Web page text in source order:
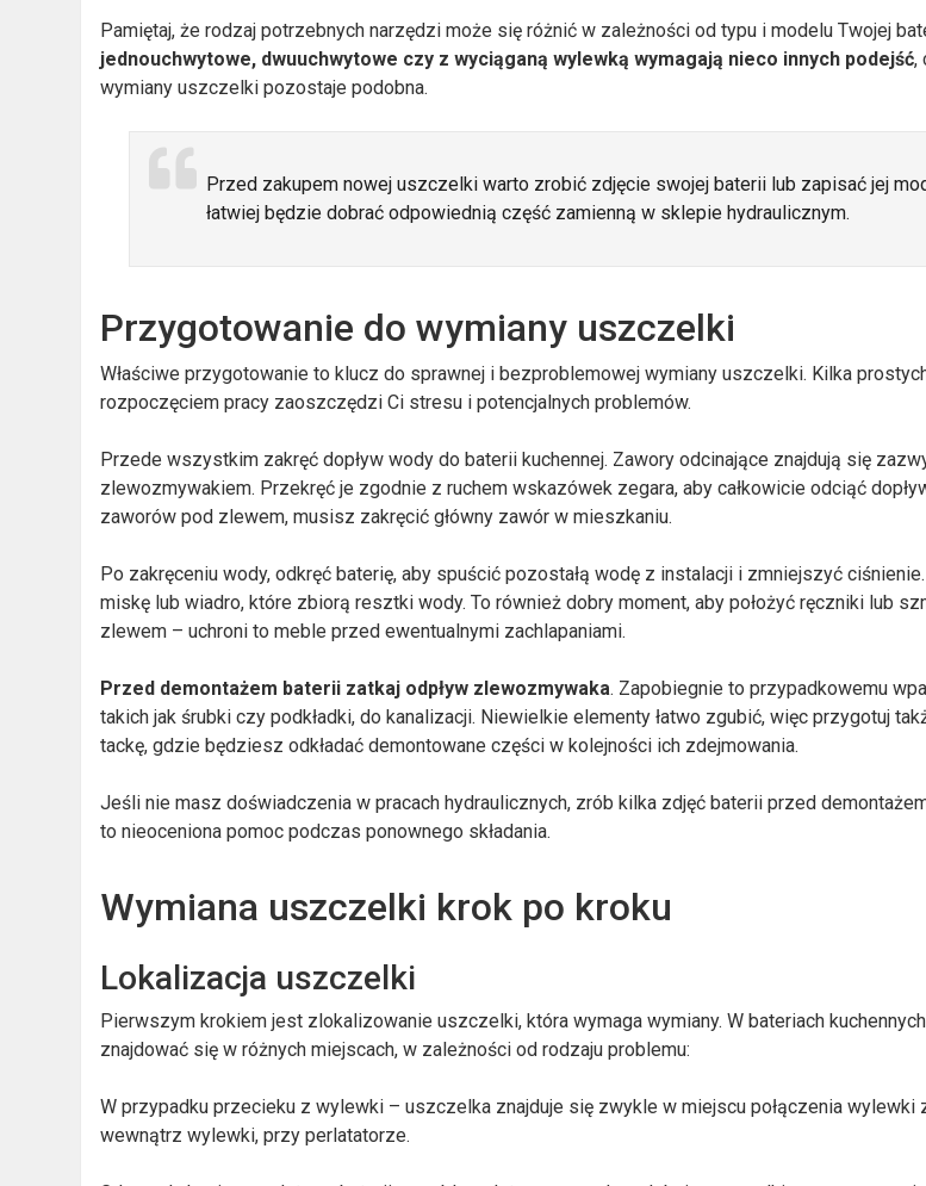
Pamiętaj, że rodzaj potrzebnych narzędzi może się różnić w zależności od typu i modelu Twojej
jednouchwytowe, dwuuchwytowe czy z wyciąganą wylewką wymagają nieco innych podejść,
wymiany uszczelki pozostaje podobna.
Przed zakupem nowej uszczelki warto zrobić zdjęcie swojej baterii lub zapisać jej
łatwiej będzie dobrać odpowiednią część zamienną w sklepie hydraulicznym.
Przygotowanie do wymiany uszczelki
Właściwe przygotowanie to klucz do sprawnej i bezproblemowej wymiany uszczelki. Kilka
rozpoczęciem pracy zaoszczędzi Ci stresu i potencjalnych problemów.
Przede wszystkim zakręć dopływ wody do baterii kuchennej. Zawory odcinające znajdują się
zlewozmywakiem. Przekręć je zgodnie z ruchem wskazówek zegara, aby całkowicie odciąć
zaworów pod zlewem, musisz zakręcić główny zawór w mieszkaniu.
Po zakręceniu wody, odkręć baterię, aby spuścić pozostałą wodę z instalacji i zmniejszyć
miskę lub wiadro, które zbiorą resztki wody. To również dobry moment, aby położyć ręczniki lub
zlewem – uchroni to meble przed ewentualnymi zachlapaniami.
Przed demontażem baterii zatkaj odpływ zlewozmywaka. Zapobiegnie to przypadkowemu
takich jak śrubki czy podkładki, do kanalizacji. Niewielkie elementy łatwo zgubić, więc przygotuj
tackę, gdzie będziesz odkładać demontowane części w kolejności ich zdejmowania.
Jeśli nie masz doświadczenia w pracach hydraulicznych, zrób kilka zdjęć baterii przed
to nieoceniona pomoc podczas ponownego składania.
Wymiana uszczelki krok po kroku
Lokalizacja uszczelki
Pierwszym krokiem jest zlokalizowanie uszczelki, która wymaga wymiany. W bateriach
znajdować się w różnych miejscach, w zależności od rodzaju problemu:
W przypadku przecieku z wylewki – uszczelka znajduje się zwykle w miejscu połączenia wylewki
wewnątrz wylewki, przy perlatatorze.